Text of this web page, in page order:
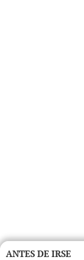
ANTES DE IRSE